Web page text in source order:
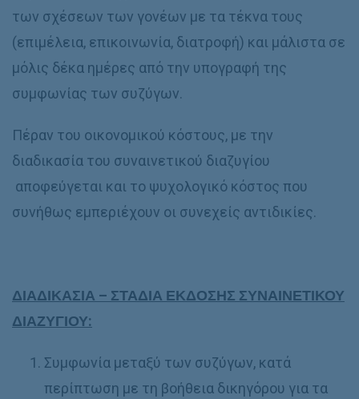
των σχέσεων των γονέων με τα τέκνα τους
(επιμέλεια, επικοινωνία, διατροφή) και μάλιστα σε
μόλις δέκα ημέρες από την υπογραφή της
συμφωνίας των συζύγων.
Πέραν του οικονομικού κόστους, με την
διαδικασία του συναινετικού διαζυγίου
αποφεύγεται και το ψυχολογικό κόστος που
συνήθως εμπεριέχουν οι συνεχείς αντιδικίες.
ΔΙΑΔΙΚΑΣΙΑ – ΣΤΑΔΙΑ ΕΚΔΟΣΗΣ ΣΥΝΑΙΝΕΤΙΚΟΥ
ΔΙΑΖΥΓΙΟΥ:
Συμφωνία μεταξύ των συζύγων, κατά
περίπτωση με τη βοήθεια δικηγόρου για τα